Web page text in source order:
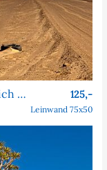
Wohin eilst du, wenn der Horizont sich nie nähert? 125,-
Leinwand 75x50